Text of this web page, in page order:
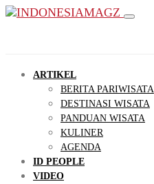
ARTIKEL
BERITA PARIWISATA
DESTINASI WISATA
PANDUAN WISATA
KULINER
AGENDA
ID PEOPLE
VIDEO